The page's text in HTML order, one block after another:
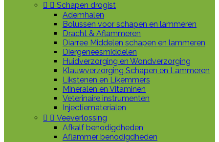
  Schapen drogist
Ademhalen
Bolussen voor schapen en lammeren
Dracht & Aflammeren
Diarree Middelen schapen en lammeren
Diergeneesmiddelen
Huidverzorging en Wondverzorging
Klauwverzorging Schapen en Lammeren
Likstenen en Likemmers
Mineralen en Vitaminen
Veterinaire instrumenten
Injectiematerialen
  Veeverlossing
Afkalf benodigdheden
Aflammer benodigdheden